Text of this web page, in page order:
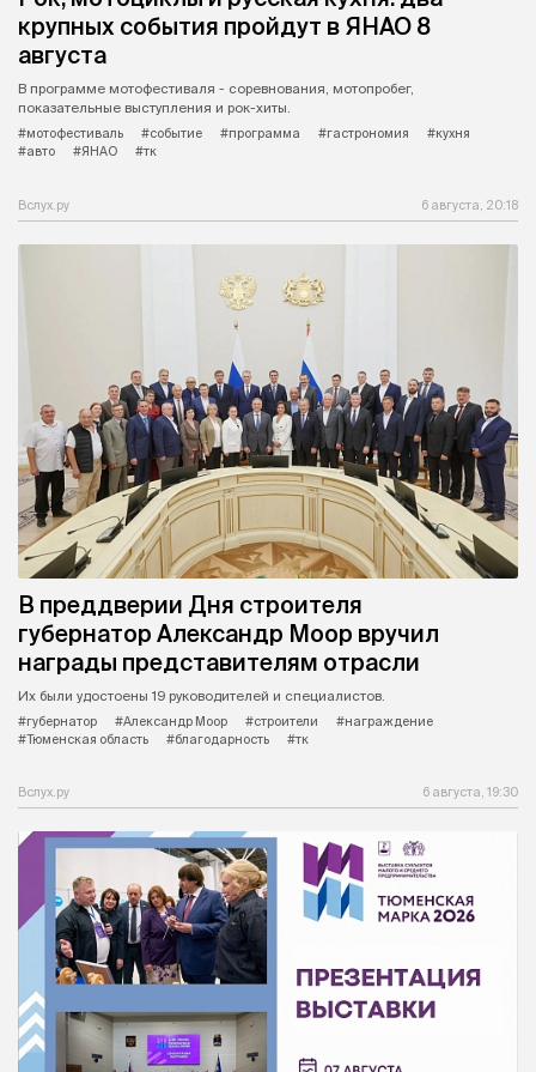
крупных события пройдут в ЯНАО 8
августа
В программе мотофестиваля - соревнования, мотопробег,
показательные выступления и рок-хиты.
#мотофестиваль
#событие #программа #гастрономия
#кухня
#авто
#ЯНАО #тк
Вслух.ру 6 августа, 20:18
В преддверии Дня строителя
губернатор Александр Моор вручил
награды представителям отрасли
Их были удостоены 19 руководителей и специалистов.
#губернатор
#Александр Моор #строители
#награждение
#Тюменская область
#благодарность #тк
Вслух.ру 6 августа, 19:30